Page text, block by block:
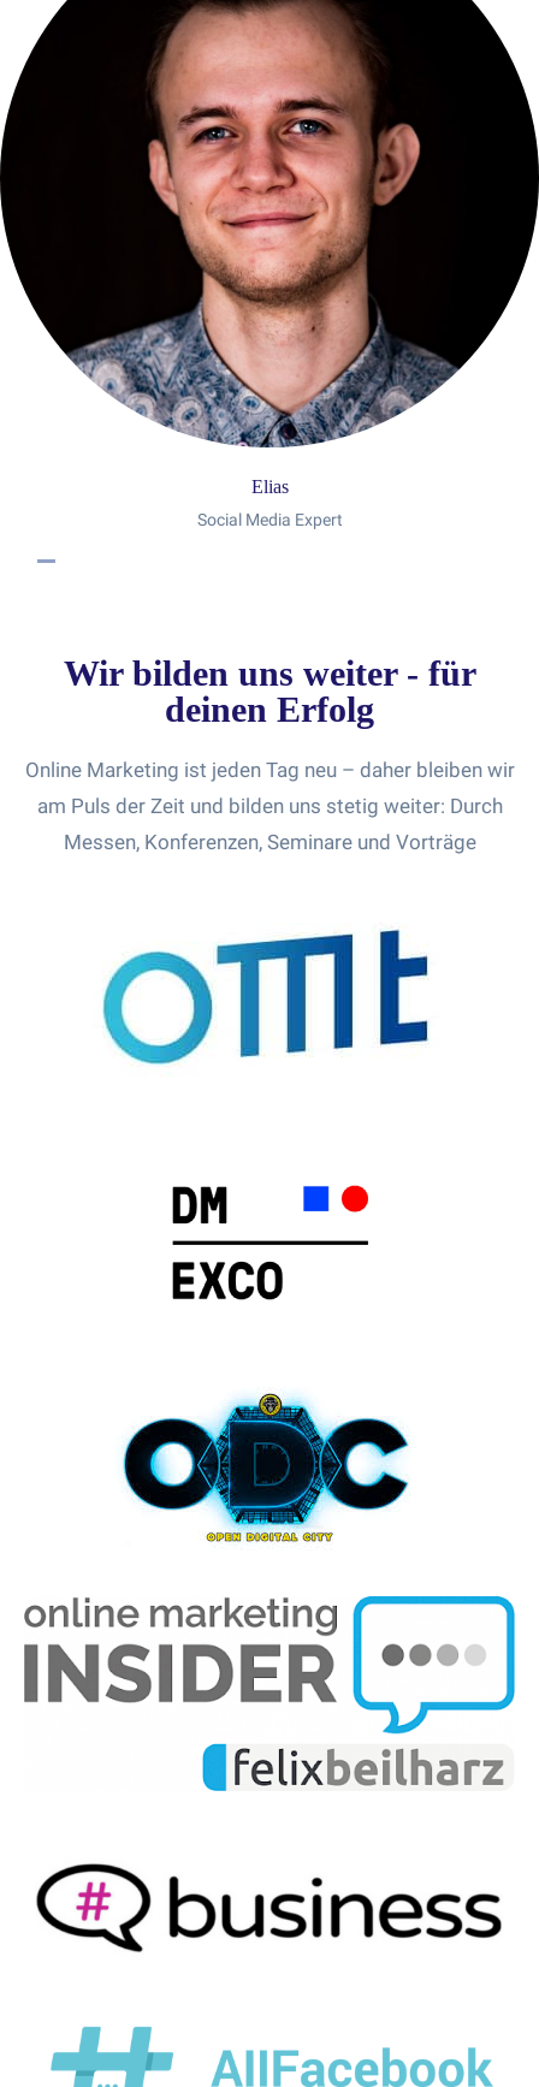
Elias
Social Media Expert
Wir bilden uns weiter - für
deinen Erfolg
Online Marketing ist jeden Tag neu – daher bleiben wir
am Puls der Zeit und bilden uns stetig weiter: Durch
Messen, Konferenzen, Seminare und Vorträge